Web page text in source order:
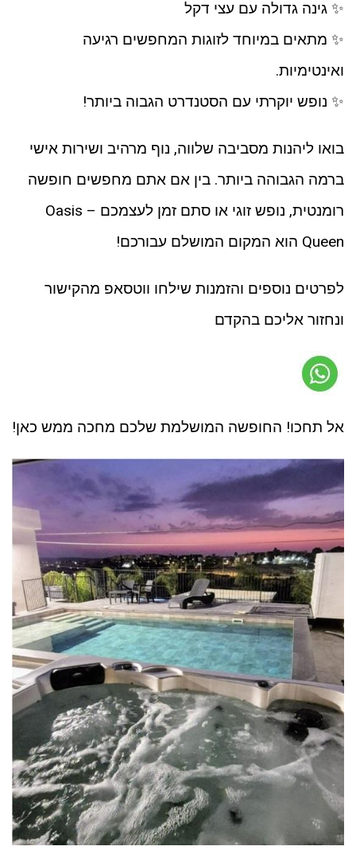
✨ גינה גדולה עם עצי דקל
✨ מתאים במיוחד לזוגות המחפשים רגיעה
ואינטימיות.
✨ נופש יוקרתי עם הסטנדרט הגבוה ביותר!
בואו ליהנות מסביבה שלווה, נוף מרהיב ושירות אישי
ברמה הגבוהה ביותר. בין אם אתם מחפשים חופשה
רומנטית, נופש זוגי או סתם זמן לעצמכם – Oasis
Queen הוא המקום המושלם עבורכם!
לפרטים נוספים והזמנות שילחו ווטסאפ מהקישור
ונחזור אליכם בהקדם
אל תחכו! החופשה המושלמת שלכם מחכה ממש כאן!